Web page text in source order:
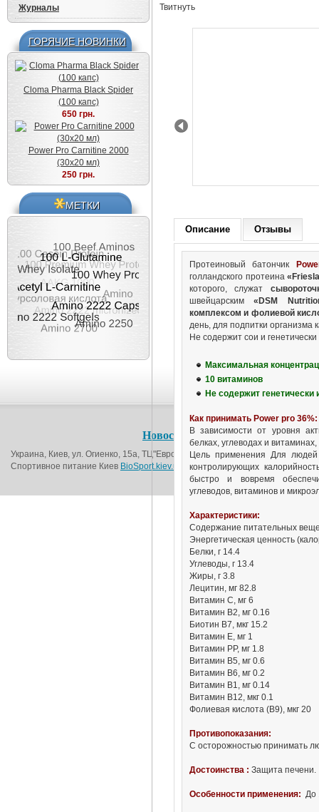
Журналы
ГОРЯЧИЕ НОВИНКИ
Cloma Pharma Black Spider
(100 капс)
650 грн.
Power Pro Carnitine 2000
(30x20 мл)
250 грн.
МЕТКИ
Твитнуть
Описание Отзывы
Протеиновый батончик
голландского протеина
которого, служат
швейцарским«DSM
комплексом и фолиевой
день, для подпитки организма
Не содержит сои и
Максимальная
10 витаминов
Не содержит генетически
Как принимать Power pro 36%:
В зависимости от уровня
белках, углеводах и
Цель применения Для
контролирующих
быстро и вовремя
углеводов, витаминов и
Характеристики:
Содержание питательных
Энергетическая ценность
Белки, г 14.4
Углеводы, г 13.4
Жиры, г 3.8
Лецитин, мг 82.8
Витамин C, мг 6
Витамин B2, мг 0.16
Биотин B7, мкг 15.2
Витамин E, мг 1
Витамин PP, мг 1.8
Витамин B5, мг 0.6
Витамин B6, мг 0.2
Витамин B1, мг 0.14
Витамин B12, мкг 0.1
Фолиевая кислота (B9), мкг 20
Противопоказания:
С осторожностью принимать
Достоинства : Защита печени.
Особенности применения: До
Новости О магазине
Украина, Киев, ул. Огиенко, 15а, ТЦ"Европорт", 1-й этаж (возле метро
Спортивное питание Киев BioSport.kiev.ua © 2016